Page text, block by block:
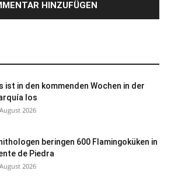
ist in den kommenden Wochen in der
los
2026
beringen 600 Flamingoküken in
de Piedra
2026